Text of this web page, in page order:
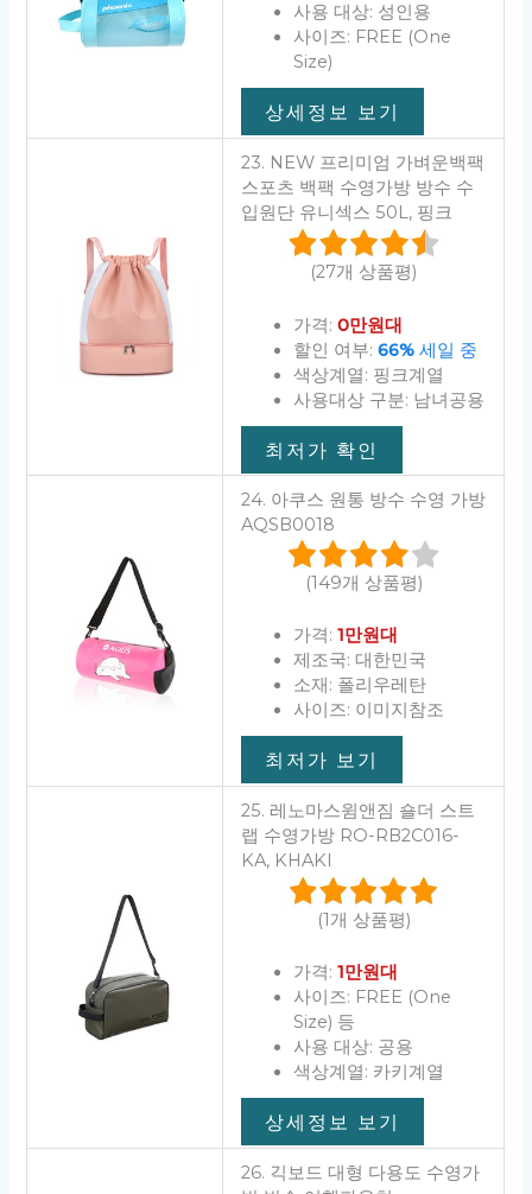
사용 대상: 성인용
사이즈: FREE (One
Size)
상세정보 보기
23. NEW 프리미엄 가벼운백팩
스포츠 백팩 수영가방 방수 수
입원단 유니섹스 50L, 핑크
(27개 상품평)
가격: 0만원대
할인 여부: 66%세일 중
색상계열: 핑크계열
사용대상 구분: 남녀공용
최저가 확인
24. 아쿠스 원통 방수 수영 가방
AQSB0018
(149개 상품평)
가격: 1만원대
제조국: 대한민국
소재: 폴리우레탄
사이즈: 이미지참조
최저가 보기
25. 레노마스윔앤짐 숄더 스트
랩 수영가방 RO-RB2C016-
KA, KHAKI
(1개 상품평)
가격: 1만원대
사이즈: FREE (One
Size) 등
사용 대상: 공용
색상계열: 카키계열
상세정보 보기
26. 긱보드 대형 다용도 수영가